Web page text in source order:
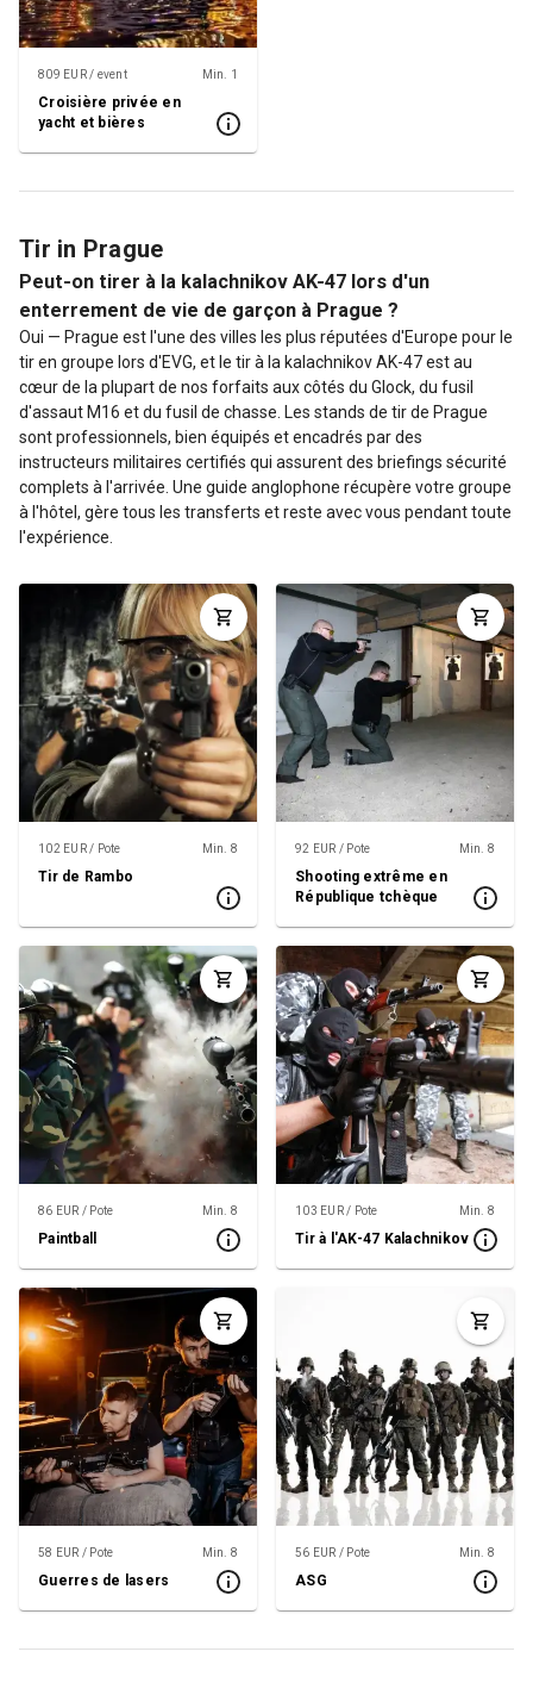
809 EUR / event Min. 1
Croisière privée en
yacht et bières
Tir in Prague
Peut-on tirer à la kalachnikov AK-47 lors d'un
enterrement de vie de garçon à Prague ?
Oui — Prague est l'une des villes les plus réputées d'Europe pour le
tir en groupe lors d'EVG, et le tir à la kalachnikov AK-47 est au
cœur de la plupart de nos forfaits aux côtés du Glock, du fusil
d'assaut M16 et du fusil de chasse. Les stands de tir de Prague
sont professionnels, bien équipés et encadrés par des
instructeurs militaires certifiés qui assurent des briefings sécurité
complets à l'arrivée. Une guide anglophone récupère votre groupe
à l'hôtel, gère tous les transferts et reste avec vous pendant toute
l'expérience.
102 EUR / Pote Min. 8
Tir de Rambo
92 EUR / Pote Min. 8
Shooting extrême en
République tchèque
86 EUR / Pote Min. 8
Paintball
103 EUR / Pote Min. 8
Tir à l'AK-47 Kalachnikov
58 EUR / Pote Min. 8
Guerres de lasers
56 EUR / Pote Min. 8
ASG